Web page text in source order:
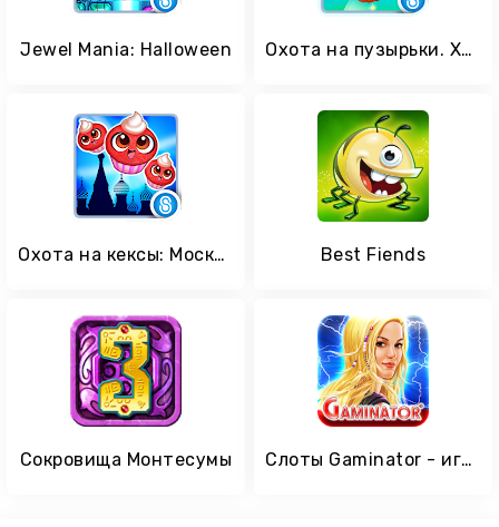
Jewel Mania: Halloween Охота на пузырьки. Хэллоуин
Охота на кексы: Москва Best Fiends
Сокровища Монтесумы Слоты Gaminator - игровые автоматы бесплатно 777